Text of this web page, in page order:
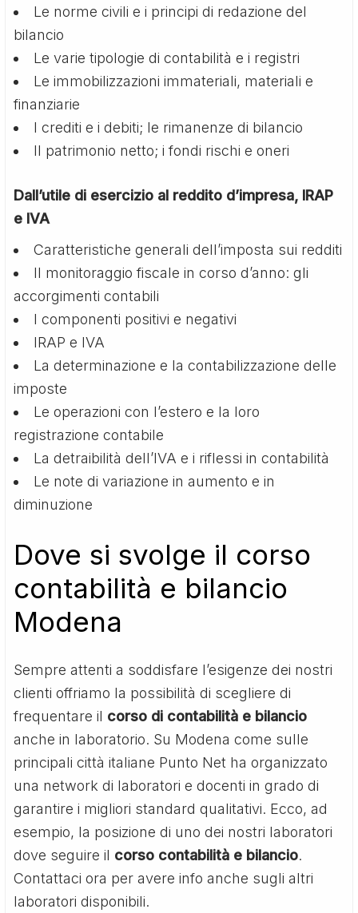
Le norme civili e i principi di redazione del
bilancio
Le varie tipologie di contabilità e i registri
Le immobilizzazioni immateriali, materiali e
finanziarie
I crediti e i debiti; le rimanenze di bilancio
Il patrimonio netto; i fondi rischi e oneri
Dall’utile di esercizio al reddito d’impresa, IRAP
e IVA
Caratteristiche generali dell’imposta sui redditi
Il monitoraggio fiscale in corso d’anno: gli
accorgimenti contabili
I componenti positivi e negativi
IRAP e IVA
La determinazione e la contabilizzazione delle
imposte
Le operazioni con l’estero e la loro
registrazione contabile
La detraibilità dell’IVA e i riflessi in contabilità
Le note di variazione in aumento e in
diminuzione
Dove si svolge il corso
contabilità e bilancio
Modena
Sempre attenti a soddisfare l’esigenze dei nostri
clienti offriamo la possibilità di scegliere di
frequentare il corso di contabilità e bilancio
anche in laboratorio. Su Modena come sulle
principali città italiane Punto Net ha organizzato
una network di laboratori e docenti in grado di
garantire i migliori standard qualitativi. Ecco, ad
esempio, la posizione di uno dei nostri laboratori
dove seguire il corso contabilità e bilancio.
Contattaci ora per avere info anche sugli altri
laboratori disponibili.